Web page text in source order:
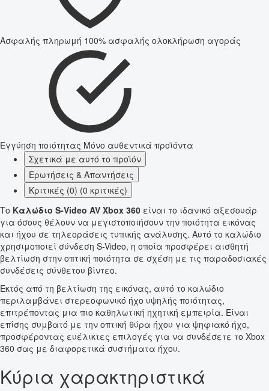
Ασφαλής πληρωμή 100% ασφαλής ολοκλήρωση αγοράς
Εγγύηση ποιότητας Μόνο αυθεντικά προϊόντα
Σχετικά με αυτό το προϊόν
Ερωτήσεις & Απαντήσεις
Κριτικές (0) (0 κριτικές)
Το Καλώδιο S-Video AV Xbox 360 είναι το ιδανικό αξεσουάρ
για όσους θέλουν να μεγιστοποιήσουν την ποιότητα εικόνας
και ήχου σε τηλεοράσεις τυπικής ανάλυσης. Αυτό το καλώδιο
χρησιμοποιεί σύνδεση S-Video, η οποία προσφέρει αισθητή
βελτίωση στην οπτική ποιότητα σε σχέση με τις παραδοσιακές
συνδέσεις σύνθετου βίντεο.
Εκτός από τη βελτίωση της εικόνας, αυτό το καλώδιο
περιλαμβάνει στερεοφωνικό ήχο υψηλής ποιότητας,
επιτρέποντας μια πιο καθηλωτική ηχητική εμπειρία. Είναι
επίσης συμβατό με την οπτική θύρα ήχου για ψηφιακό ήχο,
προσφέροντας ευέλικτες επιλογές για να συνδέσετε το Xbox
360 σας με διαφορετικά συστήματα ήχου.
Κύρια χαρακτηριστικά